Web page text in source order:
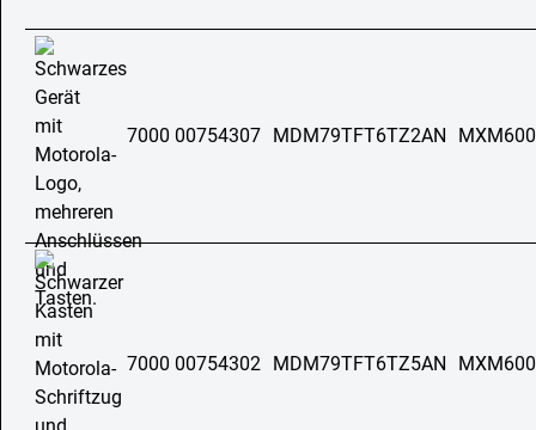
7000 00754307 MDM79TFT6TZ2AN MXM600
7000 00754302 MDM79TFT6TZ5AN MXM600